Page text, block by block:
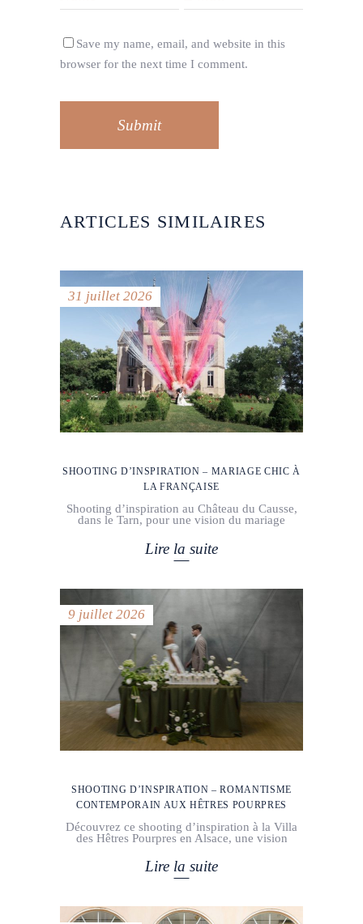
Save my name, email, and website in this
browser for the next time I comment.
Submit
ARTICLES SIMILAIRES
31 juillet 2026
SHOOTING D’INSPIRATION – MARIAGE CHIC À
LA FRANÇAISE
Shooting d’inspiration au Château du Causse,
dans le Tarn, pour une vision du mariage
Lire la suite
9 juillet 2026
SHOOTING D’INSPIRATION – ROMANTISME
CONTEMPORAIN AUX HÊTRES POURPRES
Découvrez ce shooting d’inspiration à la Villa
des Hêtres Pourpres en Alsace, une vision
Lire la suite